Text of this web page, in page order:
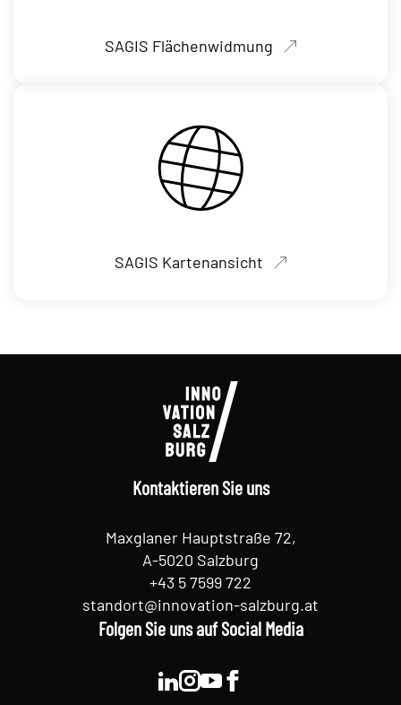
SAGIS Flächenwidmung
SAGIS Kartenansicht
Kontaktieren Sie uns
Maxglaner Hauptstraße 72,
A-5020 Salzburg
+43 5 7599 722
standort@innovation-salzburg.at
Folgen Sie uns auf Social Media